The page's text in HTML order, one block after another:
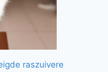
raszuivere